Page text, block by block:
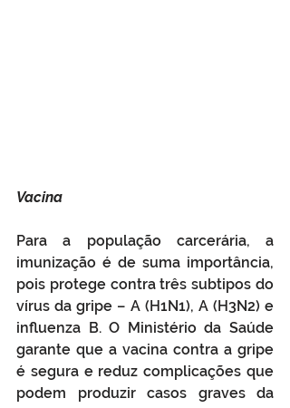
Vacina
Para a população carcerária, a
imunização é de suma importância,
pois protege contra três subtipos do
vírus da gripe – A (H1N1), A (H3N2) e
influenza B. O Ministério da Saúde
garante que a vacina contra a gripe
é segura e reduz complicações que
podem produzir casos graves da